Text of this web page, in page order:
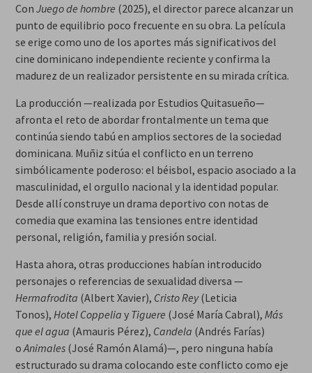
Con Juego de hombre (2025), el director parece alcanzar un
punto de equilibrio poco frecuente en su obra. La película
se erige como uno de los aportes más significativos del
cine dominicano independiente reciente y confirma la
madurez de un realizador persistente en su mirada crítica.
La producción —realizada por Estudios Quitasueño—
afronta el reto de abordar frontalmente un tema que
continúa siendo tabú en amplios sectores de la sociedad
dominicana. Muñiz sitúa el conflicto en un terreno
simbólicamente poderoso: el béisbol, espacio asociado a la
masculinidad, el orgullo nacional y la identidad popular.
Desde allí construye un drama deportivo con notas de
comedia que examina las tensiones entre identidad
personal, religión, familia y presión social.
Hasta ahora, otras producciones habían introducido
personajes o referencias de sexualidad diversa —
Hermafrodita (Albert Xavier), Cristo Rey(Leticia
Tonos), Hotel Coppelia y Tiguere (José María Cabral), Más
que el agua (Amauris Pérez), Candela (Andrés Farías)
o Animales(José Ramón Alamá)—, pero ninguna había
estructurado su drama colocando este conflicto como eje